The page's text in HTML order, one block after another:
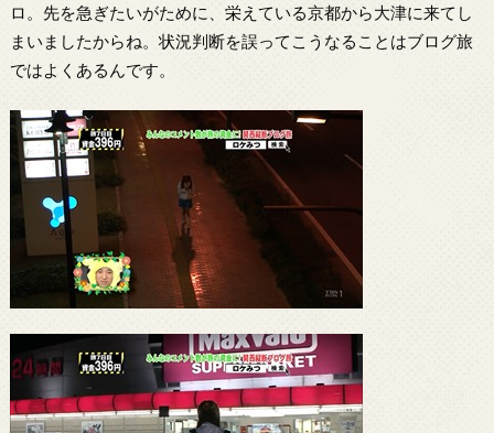
ロ。先を急ぎたいがために、栄えている京都から大津に来てし
まいましたからね。状況判断を誤ってこうなることはブログ旅
ではよくあるんです。